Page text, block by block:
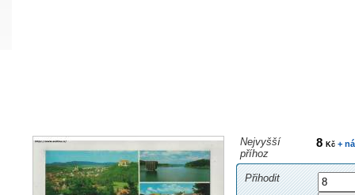
Nejvyšší
příhoz
8 Kč+
Přihodit